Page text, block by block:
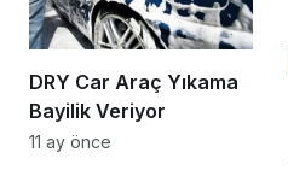
DRY Car Araç Yıkama
Bayilik Veriyor
11 ay önce